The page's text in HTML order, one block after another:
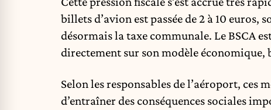
billets d’avion est passée de 2 à 10
désormais la taxe communale. Le BSCA
directement sur son modèle économique,
Selon les responsables de l’aéroport,
d’entraîner des conséquences sociales